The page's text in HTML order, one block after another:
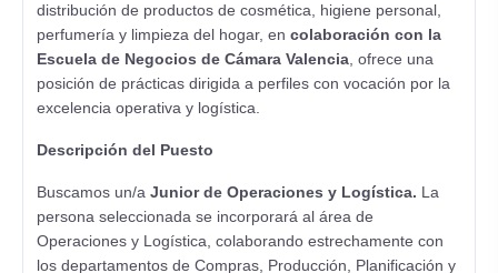
distribución de productos de cosmética, higiene personal,
perfumería y limpieza del hogar, en colaboración con la
Escuela de Negocios de Cámara Valencia , ofrece una
posición de prácticas dirigida a perfiles con vocación por la
excelencia operativa y logística.
Descripción del Puesto
Buscamos un/a Junior de Operaciones y Logística. La
persona seleccionada se incorporará al área de
Operaciones y Logística, colaborando estrechamente con
los departamentos de Compras, Producción, Planificación y